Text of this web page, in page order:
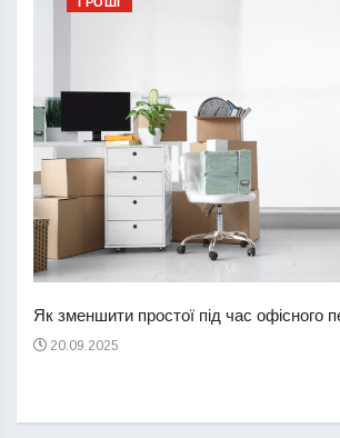
Як зменшити простої під час офісного
20.09.2025